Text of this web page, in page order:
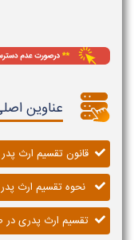
عناوین
قانون تقسیم ارث پدر
نحوه تقسیم ارث
تقسیم ارث پدری در